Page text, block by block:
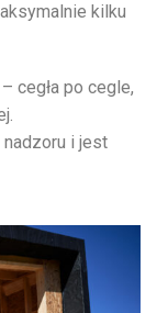
kilku
cegła po cegle,
i jest